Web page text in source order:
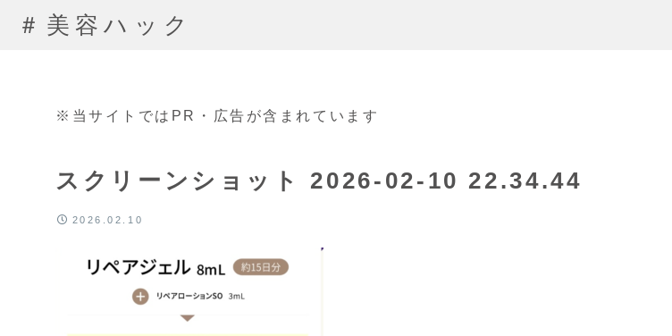
＃美容ハック
※当サイトではPR・広告が含まれています
スクリーンショット 2026-02-10 22.34.44
2026.02.10